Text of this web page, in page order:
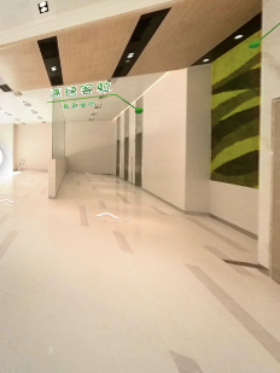
提供约97个车位，每位配备电动
、20楼、21楼观景平台及22楼
西铁站，区内双铁交汇，连接
，商业气息浓厚。凭藉现代化